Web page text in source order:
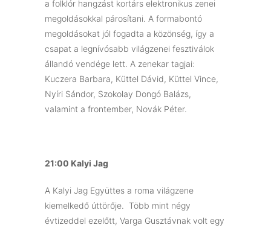
a folklór hangzást kortárs elektronikus zenei
megoldásokkal párosítani. A formabontó
megoldásokat jól fogadta a közönség, így a
csapat a legnívósabb világzenei fesztiválok
állandó vendége lett. A zenekar tagjai:
Kuczera Barbara, Küttel Dávid, Küttel Vince,
Nyíri Sándor, Szokolay Dongó Balázs,
valamint a frontember, Novák Péter.
21:00 Kalyi Jag
A Kalyi Jag Együttes a roma világzene
kiemelkedő úttörője. Több mint négy
évtizeddel ezelőtt, Varga Gusztávnak volt egy